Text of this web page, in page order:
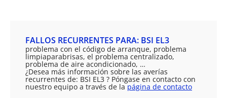
FALLOS RECURRENTES PARA: BSI EL3
problema con el código de arranque, problema
limpiaparabrisas, el problema centralizado,
problema de aire acondicionado, …
¿Desea más información sobre las averías
recurrentes de: BSI EL3 ? Póngase en contacto con
nuestro equipo a través de lapágina de contacto